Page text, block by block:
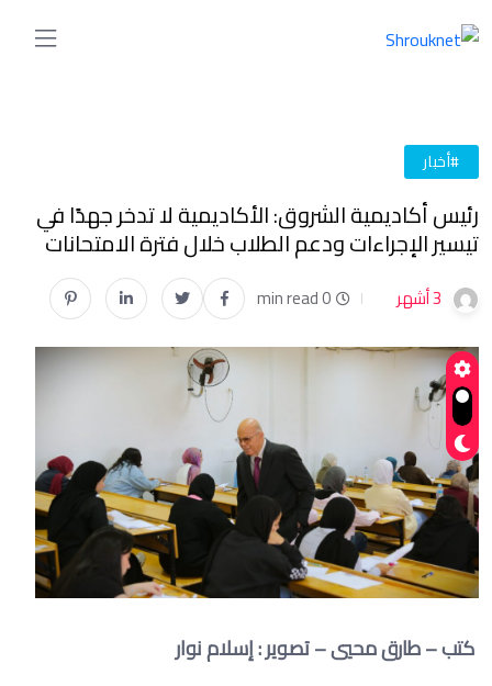
#أخبار
رئيس أكاديمية الشروق: الأكاديمية لا تدخر جهدًا في
تيسير الإجراءات ودعم الطلاب خلال فترة الامتحانات
3 أشهر 0 min read
كتب – طارق محيي – تصوير : إسلام نوار